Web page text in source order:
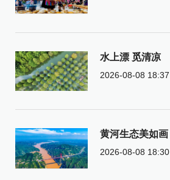
水上漂 觅清凉
2026-08-08 18:37
黄河生态美如画
2026-08-08 18:30